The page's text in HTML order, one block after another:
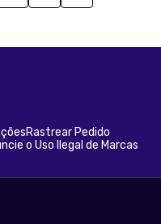
Rastrear Pedido
o Uso Ilegal de Marcas